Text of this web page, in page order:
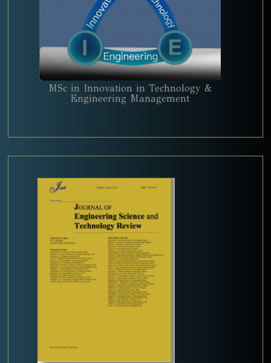
MSc in Innovation in Technology &
Engineering Management